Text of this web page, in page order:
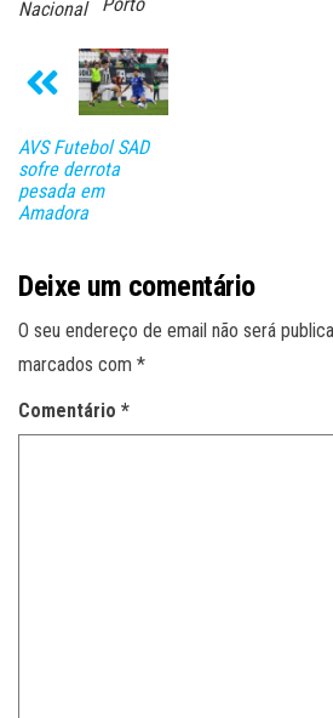
Nacional
AVS Futebol SAD
sofre derrota
pesada em
Amadora
Deixe um comentário
O seu endereço de email não será
marcados com *
Comentário *